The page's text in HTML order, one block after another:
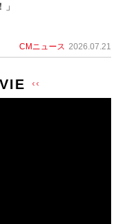
CMニュース 2026.07.21